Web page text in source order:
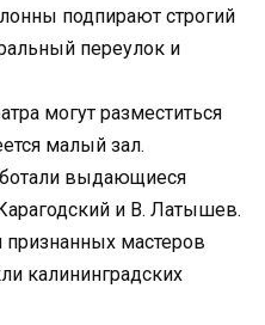
подпирают строгий
переулок и
могут разместиться
малый зал.
выдающиеся
и В. Латышев.
признанных мастеров
калининградских